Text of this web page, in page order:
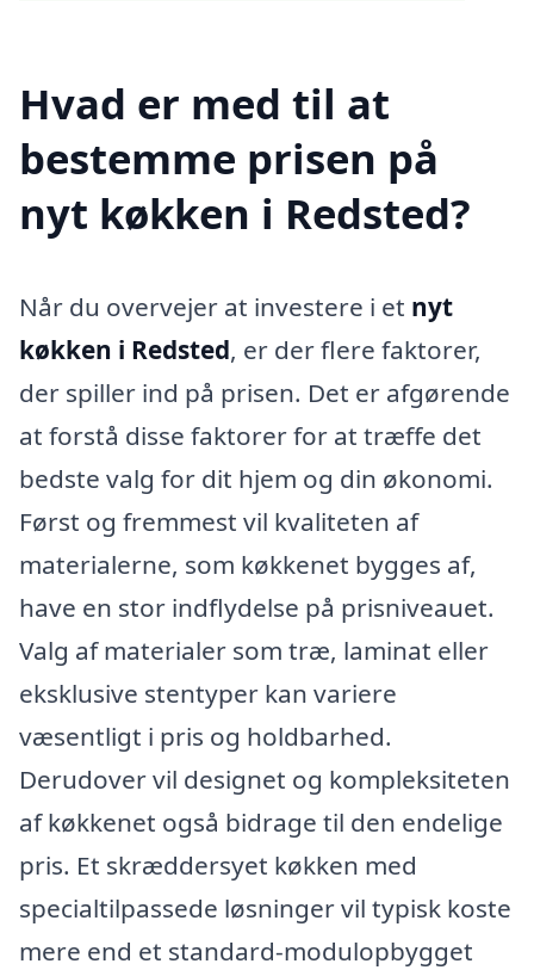
Hvad er med til at
bestemme prisen på
nyt køkken i Redsted?
Når du overvejer at investere i et nyt
køkken i Redsted, er der flere faktorer,
der spiller ind på prisen. Det er afgørende
at forstå disse faktorer for at træffe det
bedste valg for dit hjem og din økonomi.
Først og fremmest vil kvaliteten af
materialerne, som køkkenet bygges af,
have en stor indflydelse på prisniveauet.
Valg af materialer som træ, laminat eller
eksklusive stentyper kan variere
væsentligt i pris og holdbarhed.
Derudover vil designet og kompleksiteten
af køkkenet også bidrage til den endelige
pris. Et skræddersyet køkken med
specialtilpassede løsninger vil typisk koste
mere end et standard-modulopbygget